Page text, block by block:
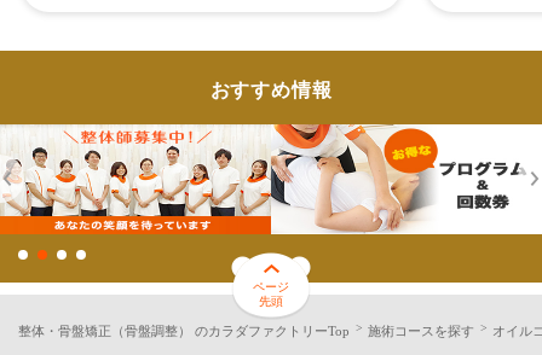
おすすめ情報
ページ
先頭
整体・骨盤矯正（骨盤調整） のカラダファクトリーTop 施術コースを探す オイル